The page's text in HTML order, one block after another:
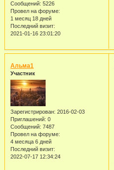
Сообщений: 5226
Провел на форуме:
1 месяц 18 дней
Последний визит:
2021-01-16 23:01:20
Альма1
Участник
Зарегистрирован: 2016-02-03
Приглашений: 0
Сообщений: 7487
Провел на форуме:
4 месяца 6 дней
Последний визит:
2022-07-17 12:34:24